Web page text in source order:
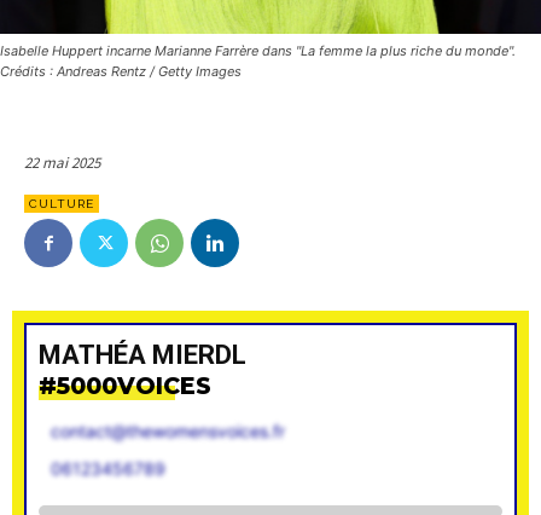
Isabelle Huppert incarne Marianne Farrère dans "La femme la plus riche du monde".
Crédits : Andreas Rentz / Getty Images
22 mai 2025
CULTURE
MATHÉA MIERDL
#5000VOICES
contact@thewomensvoices.fr
06123456789